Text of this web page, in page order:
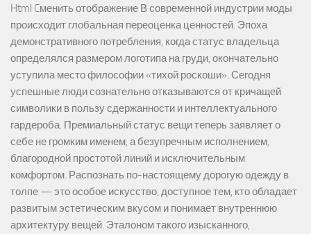
Html Cменить отображение В современной индустрии моды
происходит глобальная переоценка ценностей. Эпоха
демонстративного потребления, когда статус владельца
определялся размером логотипа на груди, окончательно
уступила место философии «тихой роскоши». Сегодня
успешные люди сознательно отказываются от кричащей
символики в пользу сдержанности и интеллектуального
гардероба. Премиальный статус вещи теперь заявляет о
себе не громким именем, а безупречным исполнением,
благородной простотой линий и исключительным
комфортом. Распознать по-настоящему дорогую одежду в
толпе — это особое искусство, доступное тем, кто обладает
развитым эстетическим вкусом и понимает внутреннюю
архитектуру вещей. Эталоном такого изысканного,